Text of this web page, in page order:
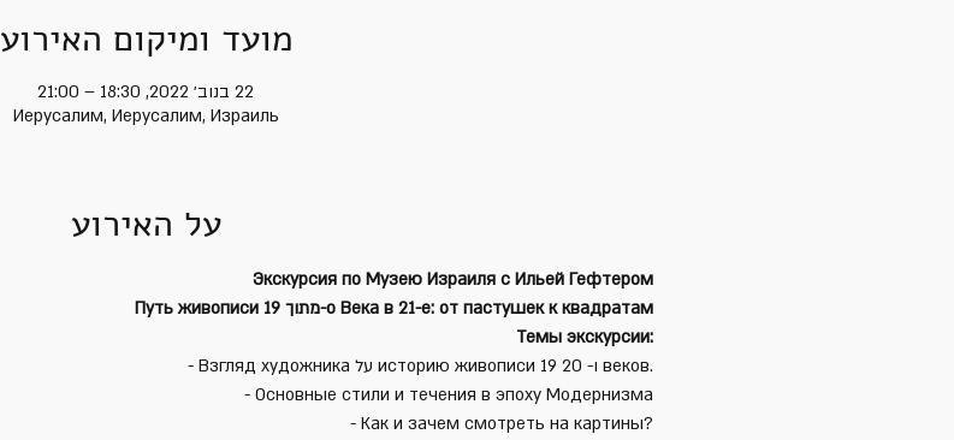
מועד ומיקום האירוע
22 בנוב׳ 2022, 18:30 – 21:00
Иерусалим, Иерусалим, Израиль
על האירוע
Экскурсия по Музею Израиля с Ильей Гефтером
Путь живописи מתוך 19-о Века в 21-e: от пастушек к квадратам
Темы экскурсии:
- Взгляд художника על историю живописи 19 ו- 20 веков.
- Основные стили и течения в эпоху Модернизма
- Как и зачем смотреть на картины?